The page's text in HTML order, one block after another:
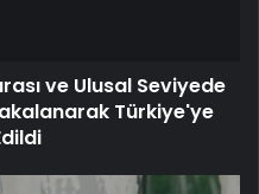
ve Ulusal Seviyede
Türkiye'ye